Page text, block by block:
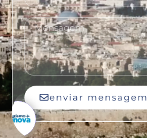
enviar mensagem